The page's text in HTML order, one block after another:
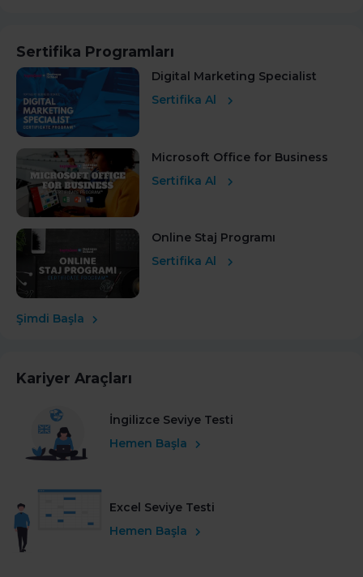
Sertifika Programları
Digital Marketing Specialist
Sertifika Al
Microsoft Office for Business
Sertifika Al
Online Staj Programı
Sertifika Al
Şimdi Başla
Kariyer Araçları
İngilizce Seviye Testi
Hemen Başla
Excel Seviye Testi
Hemen Başla